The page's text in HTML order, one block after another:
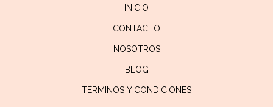
INICIO
CONTACTO
NOSOTROS
BLOG
TÉRMINOS Y CONDICIONES